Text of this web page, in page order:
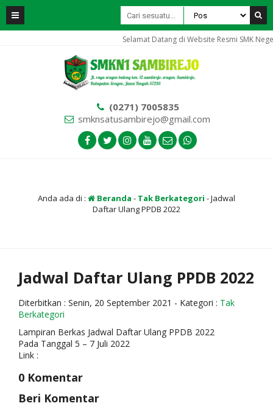
Selamat Datang di Website Resmi SMK
(0271) 7005835
smknsatusambirejo@gmail.com
Anda ada di : Beranda - Tak Berkategori -Jadwal
Daftar Ulang PPDB 2022
Jadwal Daftar Ulang PPDB 2022
Diterbitkan : Senin, 20 September 2021 - Kategori : Tak
Berkategori
Lampiran Berkas Jadwal Daftar Ulang PPDB 2022
Pada Tanggal 5 – 7 Juli 2022
Link :
0 Komentar
Beri Komentar